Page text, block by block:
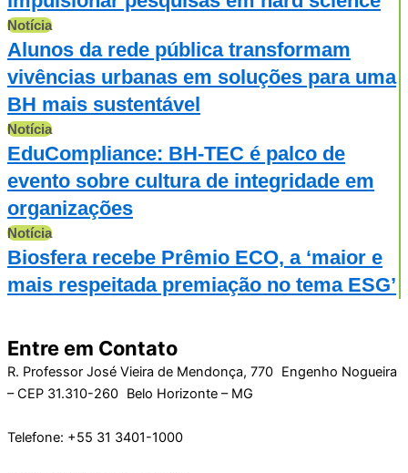
Notícia
Alunos da rede pública transformam
vivências urbanas em soluções para uma
BH mais sustentável
Notícia
EduCompliance: BH-TEC é palco de
evento sobre cultura de integridade em
organizações
Notícia
Biosfera recebe Prêmio ECO, a ‘maior e
mais respeitada premiação no tema ESG’
Entre em Contato
R. Professor José Vieira de Mendonça, 770 Engenho Nogueira
– CEP 31.310-260 Belo Horizonte – MG
Telefone: +55 31 3401-1000